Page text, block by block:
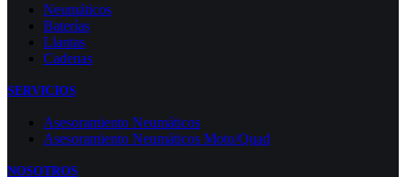
Neumáticos
Baterías
Llantas
Cadenas
SERVICIOS
Asesoramiento Neumáticos
Asesoramiento Neumáticos Moto/Quad
NOSOTROS